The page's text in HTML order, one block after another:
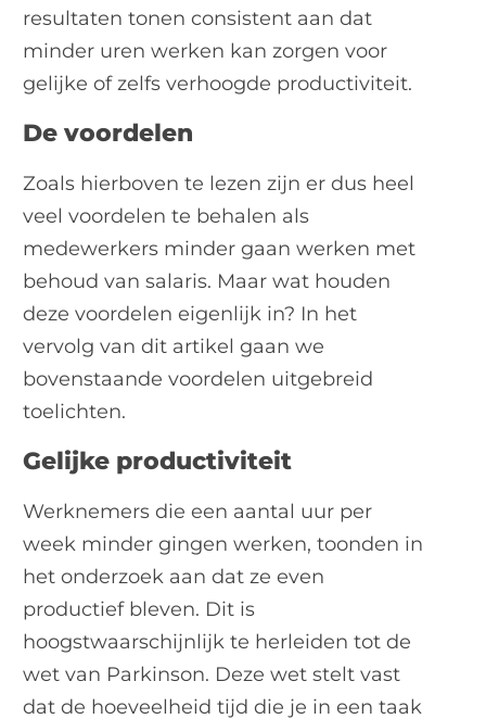
resultaten tonen consistent aan dat
minder uren werken kan zorgen voor
gelijke of zelfs verhoogde productiviteit.
De voordelen
Zoals hierboven te lezen zijn er dus heel
veel voordelen te behalen als
medewerkers minder gaan werken met
behoud van salaris. Maar wat houden
deze voordelen eigenlijk in? In het
vervolg van dit artikel gaan we
bovenstaande voordelen uitgebreid
toelichten.
Gelijke productiviteit
Werknemers die een aantal uur per
week minder gingen werken, toonden in
het onderzoek aan dat ze even
productief bleven. Dit is
hoogstwaarschijnlijk te herleiden tot de
wet van Parkinson. Deze wet stelt vast
dat de hoeveelheid tijd die je in een taak